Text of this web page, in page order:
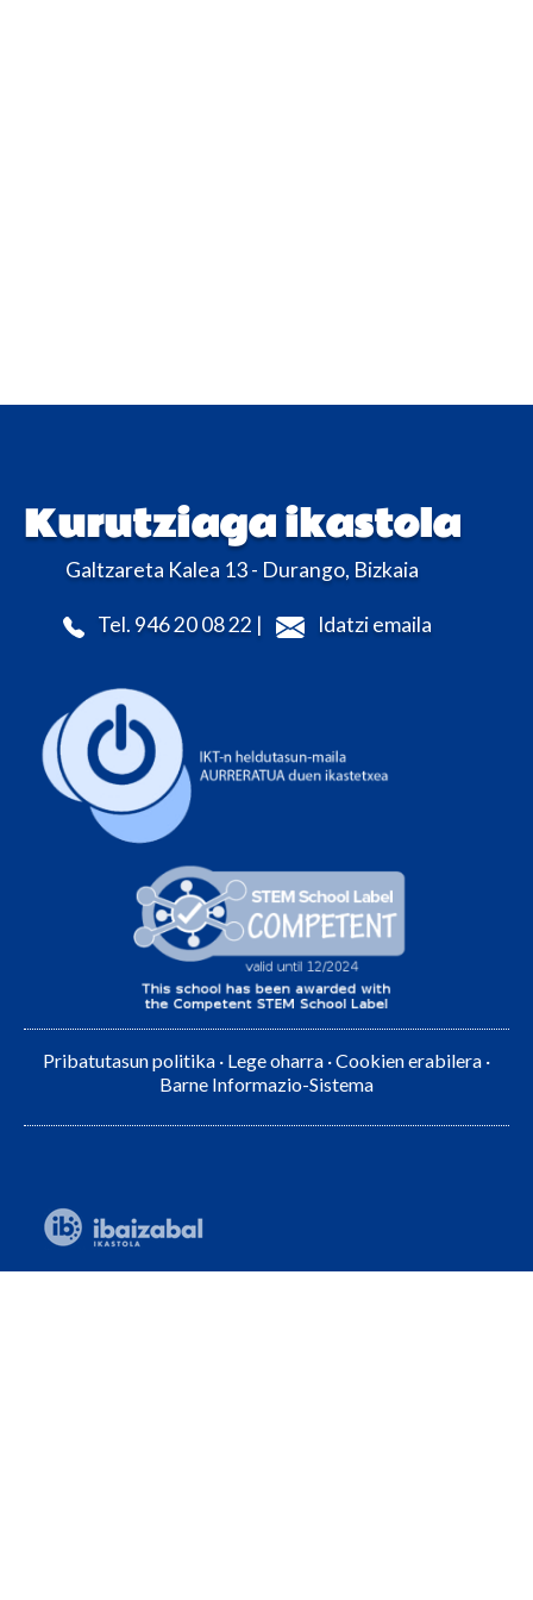
Kurutziaga ikastola
Galtzareta Kalea 13 - Durango, Bizkaia
Tel. 946 20 08 22 | Idatzi emaila
Pribatutasun politika · Lege oharra ·Cookien erabilera ·
Barne Informazio-Sistema